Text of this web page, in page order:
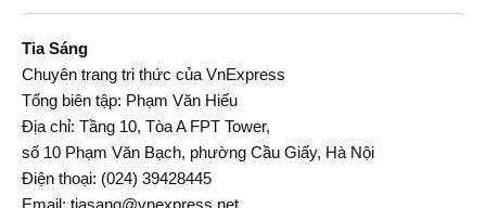
Tia Sáng
Chuyên trang tri thức của VnExpress
Tổng biên tập: Phạm Văn Hiếu
Địa chỉ: Tầng 10, Tòa A FPT Tower,
số 10 Phạm Văn Bạch, phường Cầu Giấy, Hà Nội
Điện thoại: (024) 39428445
Email: tiasang@vnexpress.net